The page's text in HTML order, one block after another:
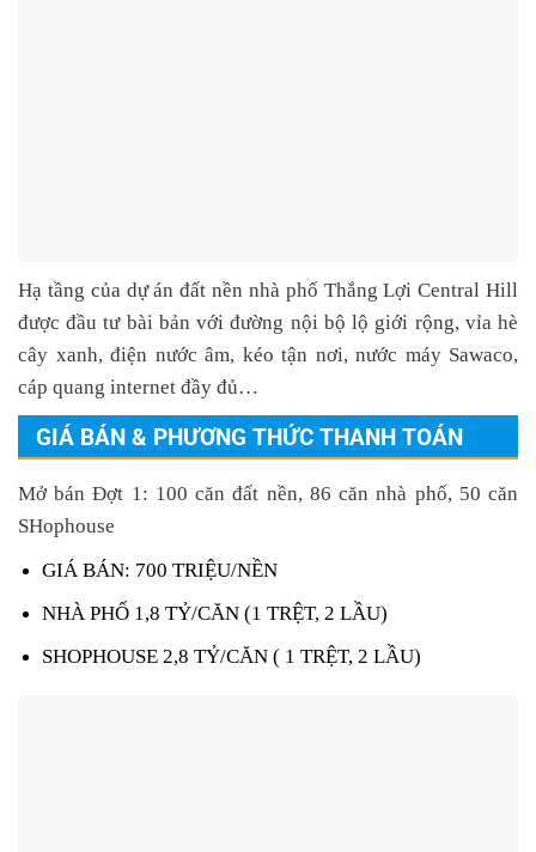
Hạ tầng của dự ánđất nền nhà phố Thắng Lợi Central Hill
được đầu tư bài bản với đường nội bộ lộ giới rộng, vỉa hè
cây xanh, điện nước âm, kéo tận nơi, nước máy Sawaco,
cáp quang internet đầy đủ…
GIÁ BÁN & PHƯƠNG THỨC THANH TOÁN
Mở bán Đợt 1: 100 căn đất nền, 86 căn nhà phố, 50 căn
SHophouse
GIÁ BÁN: 700 TRIỆU/NỀN
NHÀ PHỐ 1,8 TỶ/CĂN (1 TRỆT, 2 LẦU)
SHOPHOUSE 2,8 TỶ/CĂN ( 1 TRỆT, 2 LẦU)